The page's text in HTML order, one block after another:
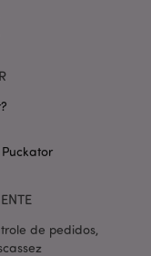
de pedidos,
www.puckator.pt
da